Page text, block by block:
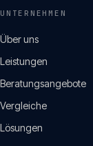
UNTERNEHMEN
Über uns
Leistungen
Beratungsangebote
Vergleiche
Lösungen